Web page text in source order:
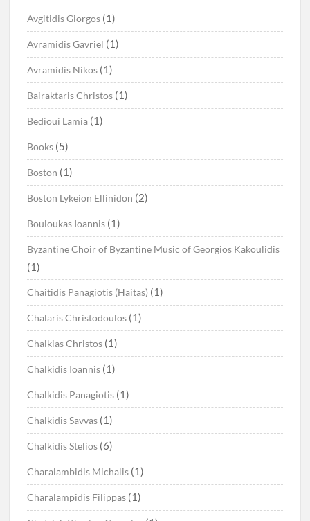
Avgitidis Giorgos (1)
Avramidis Gavriel (1)
Avramidis Nikos (1)
Bairaktaris Christos (1)
Bedioui Lamia (1)
Books (5)
Boston (1)
Boston Lykeion Ellinidon (2)
Bouloukas Ioannis (1)
Byzantine Choir of Byzantine Music of Georgios Kakoulidis
(1)
Chaitidis Panagiotis (Haitas) (1)
Chalaris Christodoulos (1)
Chalkias Christos (1)
Chalkidis Ioannis (1)
Chalkidis Panagiotis (1)
Chalkidis Savvas (1)
Chalkidis Stelios (6)
Charalambidis Michalis (1)
Charalampidis Filippas (1)